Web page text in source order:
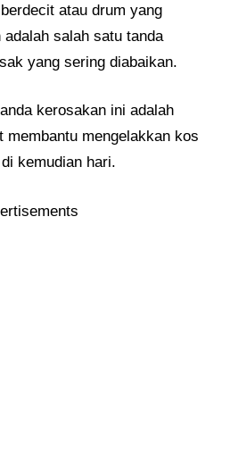
atau drum yang
salah satu tanda
yang sering diabaikan.
kerosakan ini adalah
membantu mengelakkan kos
kemudian hari.